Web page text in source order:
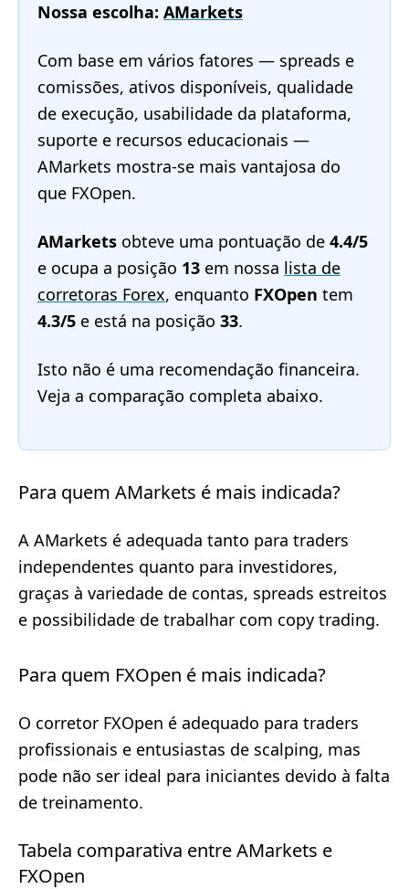
Nossa escolha: AMarkets
Com base em vários fatores — spreads e
comissões, ativos disponíveis, qualidade
de execução, usabilidade da plataforma,
suporte e recursos educacionais —
AMarkets mostra-se mais vantajosa do
que FXOpen.
AMarkets obteve uma pontuação de 4.4/5
e ocupa a posição 13 em nossa lista de
corretoras Forex, enquanto FXOpen tem
4.3/5 e está na posição 33.
Isto não é uma recomendação financeira.
Veja a comparação completa abaixo.
Para quem AMarkets é mais indicada?
A AMarkets é adequada tanto para traders
independentes quanto para investidores,
graças à variedade de contas, spreads estreitos
e possibilidade de trabalhar com copy trading.
Para quem FXOpen é mais indicada?
O corretor FXOpen é adequado para traders
profissionais e entusiastas de scalping, mas
pode não ser ideal para iniciantes devido à falta
de treinamento.
Tabela comparativa entre AMarkets e
FXOpen